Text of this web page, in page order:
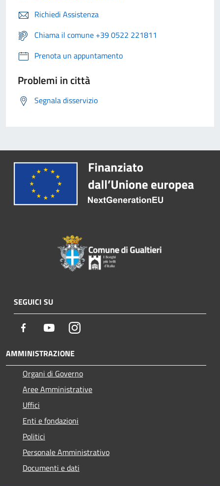
Richiedi Assistenza
Chiama il comune +39 0522 221811
Prenota un appuntamento
Problemi in città
Segnala disservizio
SEGUICI SU
Facebook YoutubeInstagram
AMMINISTRAZIONE
Organi di Governo
Aree Amministrative
Uffici
Enti e fondazioni
Politici
Personale Amministrativo
Documenti e dati